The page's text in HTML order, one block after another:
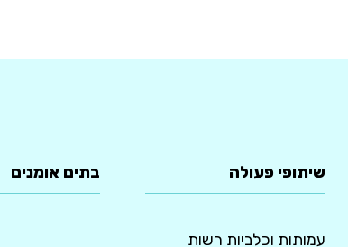
שיתופי פעולה
עמותות וכלביות רשות
בתים אומנים